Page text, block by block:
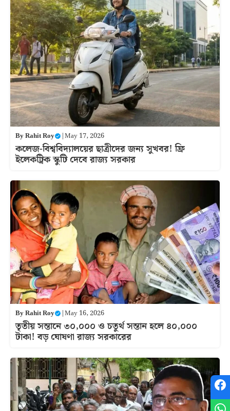
ByRahit Roy |May 17, 2026
কলেজ-বিশ্ববিদ্যালয়ের ছাত্রীদের জন্য সুখবর! ফ্রি
ইলেকট্রিক স্কুটি দেবে রাজ্য সরকার
ByRahit Roy |May 16, 2026
তৃতীয় সন্তানে ৩০,০০০ ও চতুর্থ সন্তান হলে ৪০,০০০
টাকা! বড় ঘোষণা রাজ্য সরকারের